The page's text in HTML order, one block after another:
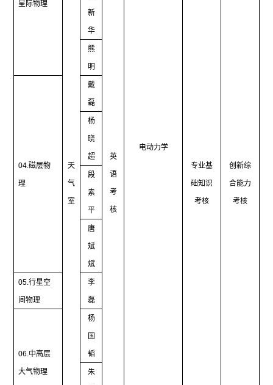
天
气
室
英
语
考
核
电动力学
专业基
础知识
考核
创新综
合能力
考核
星际物理
新
华
熊
明
04.磁层物
理
戴
磊
杨
晓
超
段
素
平
唐
斌
斌
05.行星空
间物理
李
磊
06.中高层
大气物理
杨
国
韬
朱